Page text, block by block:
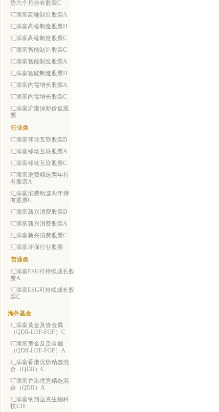
势六个月持有股票C
汇添富高端制造股票A
汇添富高端制造股票D
汇添富高端制造股票C
汇添富智能制造股票C
汇添富智能制造股票A
汇添富智能制造股票D
汇添富内需增长股票A
汇添富内需增长股票C
汇添富沪港深新价值股
票
行业类
汇添富移动互联股票D
汇添富移动互联股票A
汇添富移动互联股票C
汇添富消费精选两年持
有股票A
汇添富消费精选两年持
有股票C
汇添富新兴消费股票D
汇添富新兴消费股票A
汇添富新兴消费股票C
汇添富环保行业股票
普通类
汇添富ESG可持续成长股
票A
汇添富ESG可持续成长股
票C
海外基金
汇添富黄金及贵金属
（QDII-LOF-FOF）C
汇添富黄金及贵金属
（QDII-LOF-FOF）A
汇添富香港优势精选混
合（QDII）C
汇添富香港优势精选混
合（QDII）A
汇添富纳斯达克生物科
技ETF